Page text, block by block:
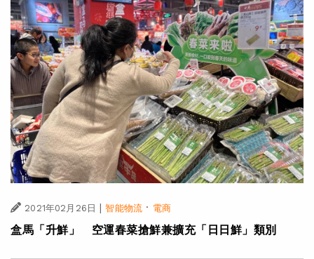
2021年02月26日 | 智能物流 · 電商
盒馬「升鮮」 空運春菜搶鮮兼擴充「日日鮮」類別